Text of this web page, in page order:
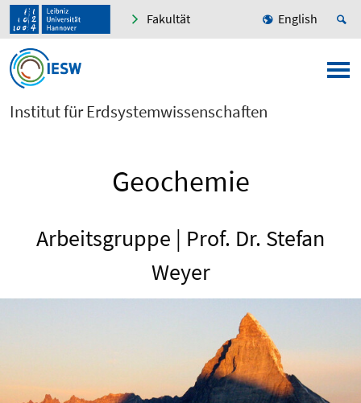
Fakultät English
Institut für Erdsystemwissenschaften
Geochemie
Arbeitsgruppe | Prof. Dr. Stefan
Weyer